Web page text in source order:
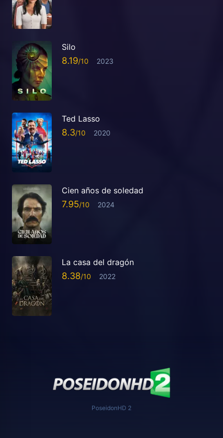
Silo
8.19 2023
Ted Lasso
8.3 2020
Cien años de soledad
7.95 2024
La casa del dragón
8.38 2022
PoseidonHD 2